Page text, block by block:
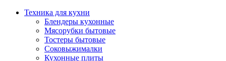
Техника для кухни
Блендеры кухонные
Мясорубки бытовые
Тостеры бытовые
Соковыжималки
Кухонные плиты